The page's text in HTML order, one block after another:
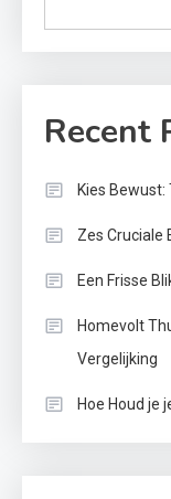
Recent
Kies
Zes Cruciale
Een Frisse
Homevolt
Vergelijking
Hoe Houd je